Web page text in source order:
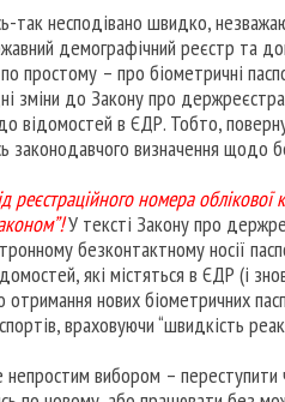
так несподівано швидко,
демографічний реєстр та
простому – про біометричні
до Закону про
відомостей в ЄДР. Тобто,
законодавчого визначення
реєстраційного номера облікової
У тексті Закону про
безконтактному носії
які містяться в ЄДР (і
нових біометричних
враховуючи “швидкість
вибором – переступити